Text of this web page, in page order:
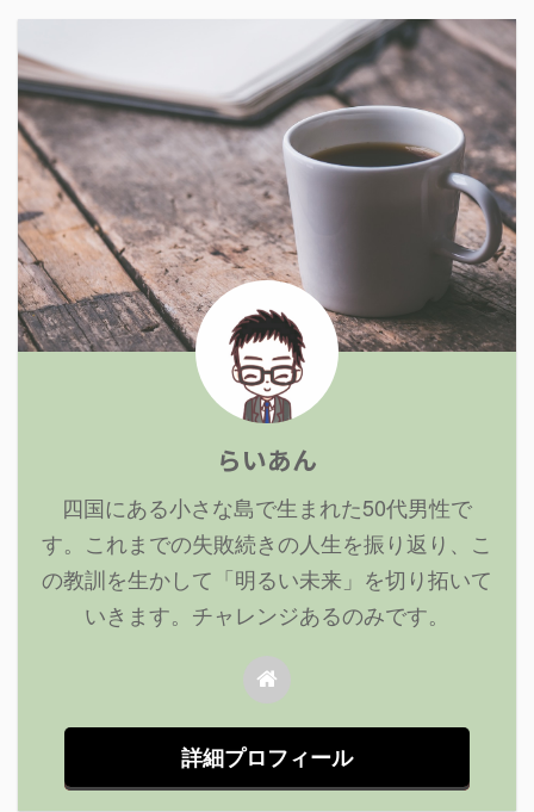
らいあん
四国にある小さな島で生まれた50代男性で
す。これまでの失敗続きの人生を振り返り、こ
の教訓を生かして「明るい未来」を切り拓いて
いきます。チャレンジあるのみです。
詳細プロフィール